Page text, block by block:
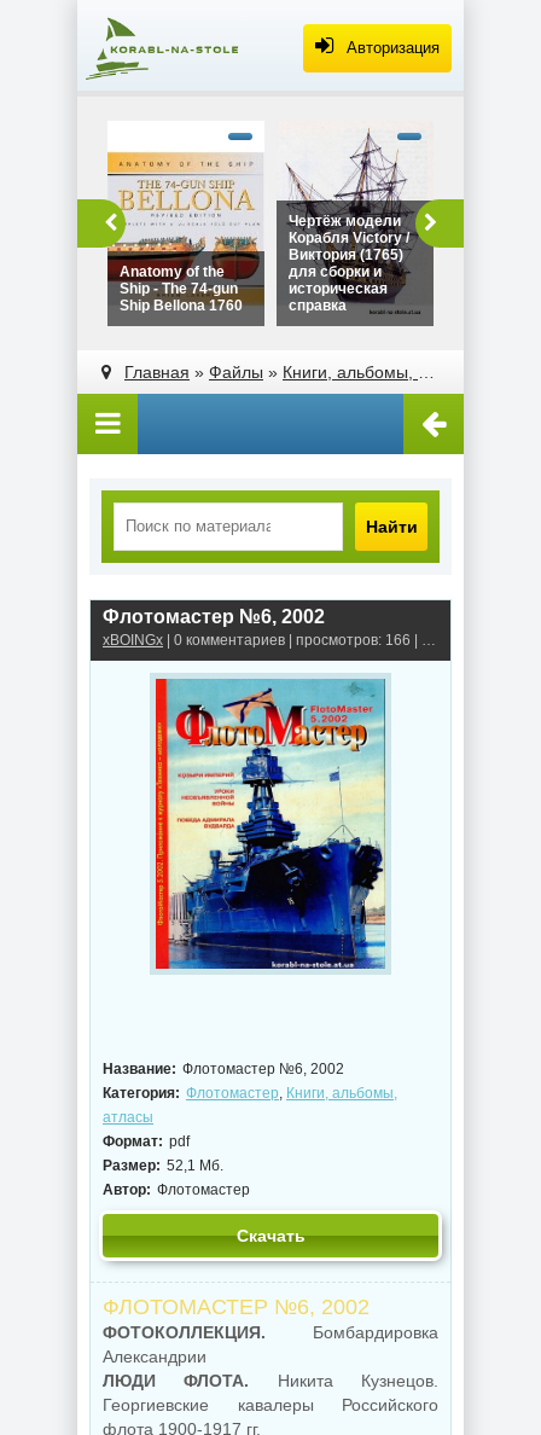
Авторизация
Ship - The 74-gun
Ship Bellona 1760"
height="180">
Anatomy of the
Ship - The 74-gun
Ship Bellona 1760
Виктория (1765)
для сборки и
width="320"
Чертёж модели
Корабля Victory /
Виктория (1765)
для сборки и
историческая
справка
width="320"
Главная » Файлы » Книги, альбомы, атласы
Найти
Флотомастер №6, 2002
xBOINGx | 0 комментариев | просмотров: 166 | Книги, альбомы,
Название: Флотомастер №6, 2002
Категория: Флотомастер, Книги, альбомы,
атласы
Формат: pdf
Размер: 52,1 Мб.
Автор: Флотомастер
Скачать
ФЛОТОМАСТЕР №6, 2002
ФОТОКОЛЛЕКЦИЯ. Бомбардировка
Александрии
ЛЮДИ ФЛОТА. Никита Кузнецов.
Георгиевские кавалеры Российского
флота 1900-1917 гг.